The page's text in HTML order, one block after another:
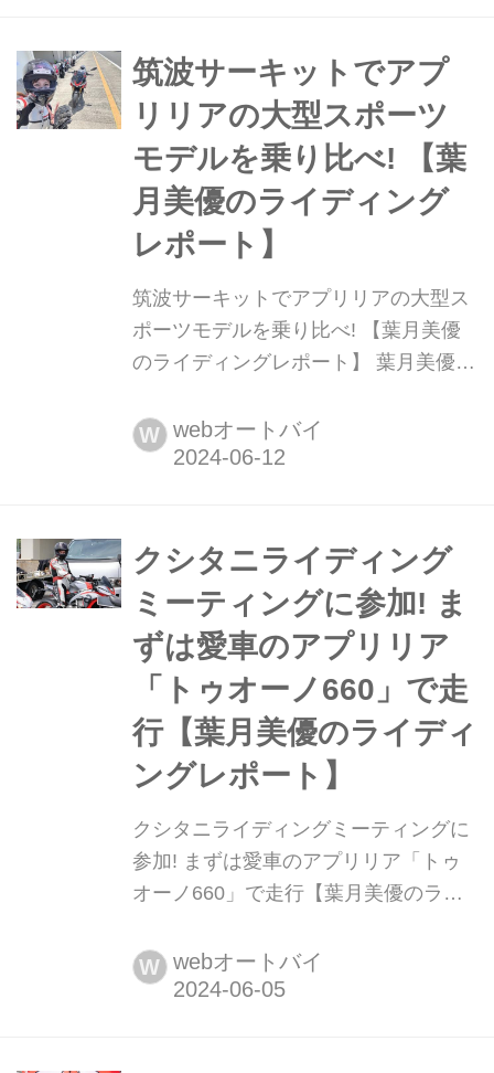
本誌イチオシのJP250と、メインイベ
ントはJ-G...
筑波サーキットでアプ
リリアの大型スポーツ
モデルを乗り比べ! 【葉
月美優のライディング
レポート】
筑波サーキットでアプリリアの大型ス
ポーツモデルを乗り比べ! 【葉月美優
のライディングレポート】 葉月美優で
@JAM2024〜〜のウェルカムアクトと
してZepp Diver Cityでパフォーマンス
でまたZeppに立てるように頑張りたい
です! ツーリング記事を挟んで前...
W webオートバイ
クシタニライディング
ミーティングに参加! ま
ずは愛車のアプリリア
「トゥオーノ660」で走
行【葉月美優のライディ
ングレポート】
クシタニライディングミーティングに
参加! まずは愛車のアプリリア「トゥ
オーノ660」で走行【葉月美優のライ
餃子も大好物の1つなのですが、私は
あまりニンニクが好きではありませ
W webオートバイ